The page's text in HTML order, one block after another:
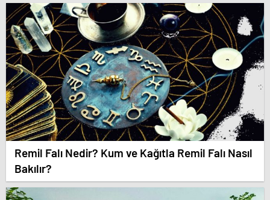
Remil Falı Nedir? Kum ve Kağıtla Remil Falı Nasıl
Bakılır?